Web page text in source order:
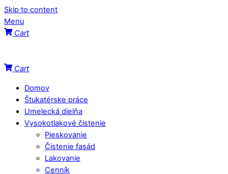
Skip to content
Menu
Cart
Cart
Domov
Štukatérske práce
Umelecká dielňa
Vysokotlakové čistenie
Pieskovanie
Čistenie fasád
Lakovanie
Cenník